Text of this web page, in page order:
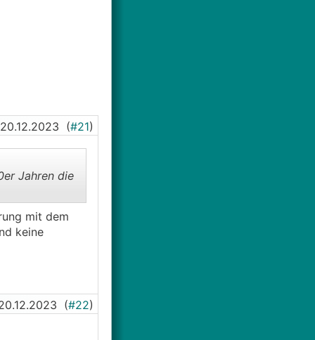
20.12.2023 (#21)
Jahren die
mit dem
keine
(#22)